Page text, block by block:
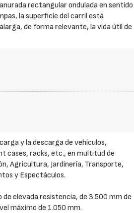
rectangular ondulada en sentido
la superficie del carril está
de forma relevante, la vida útil de
y la descarga de vehículos,
cases, racks, etc., en multitud de
Agricultura, Jardinería, Transporte,
y Espectáculos.
de elevada resistencia, de 3.500 mm de
máximo de 1.050 mm.